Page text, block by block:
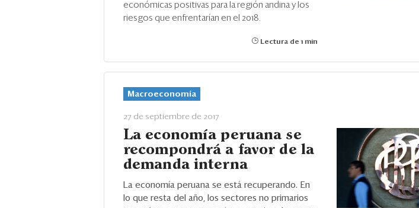
económicas positivas para la región andina y los
riesgos que enfrentarían en el 2018.
Lectura de 1 min
Macroeconomía
27 de septiembre de 2017
La economía peruana se
recompondrá a favor de la
demanda interna
La economía peruana se está recuperando. En
lo que resta del año, los sectores no primarios